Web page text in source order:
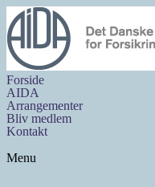
Forside
AIDA
Arrangementer
Bliv medlem
Kontakt
Menu